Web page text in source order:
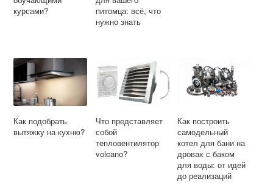
курсами?
питомца: всё, что
нужно знать
Как подобрать
вытяжку на кухню?
Что представляет
собой
тепловентилятор
volcano?
Как построить
самодельный
котел для бани на
дровах с баком
для воды: от идей
до реализаций